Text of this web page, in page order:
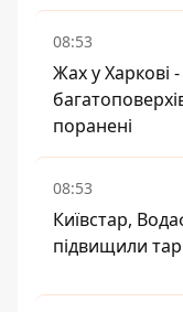
08:53
Жах у Харкові
поранені
08:53
Київстар,
підвищили